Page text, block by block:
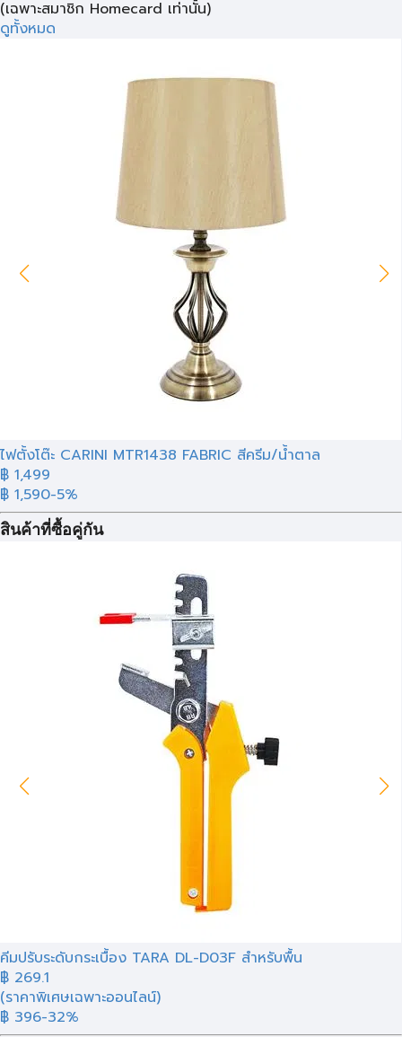
(เฉพาะสมาชิก Homecard เท่านั้น)
ดูทั้งหมด
ไฟตั้งโต๊ะ CARINI MTR1438 FABRIC สีครีม/น้ำตาล
฿ 1,499
฿ 1,590-5%
สินค้าที่ซื้อคู่กัน
คีมปรับระดับกระเบื้อง TARA DL-D03F สำหรับพื้น
฿ 269.1
(ราคาพิเศษเฉพาะออนไลน์)
฿ 396-32%